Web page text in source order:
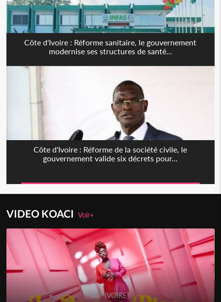
Côte d'Ivoire : Réforme sanitaire, le gouvernement
modernise ses structures de santé...
Côte d'Ivoire : Réforme de la société civile, le
gouvernement valide six décrets pour...
VIDEO KOACIVoir+
RAP IVOIRE